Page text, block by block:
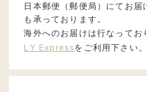
日本郵便（郵便局）にてお
も承っております。
海外へのお届けは行なってお
LY Expressをご利用下さい。